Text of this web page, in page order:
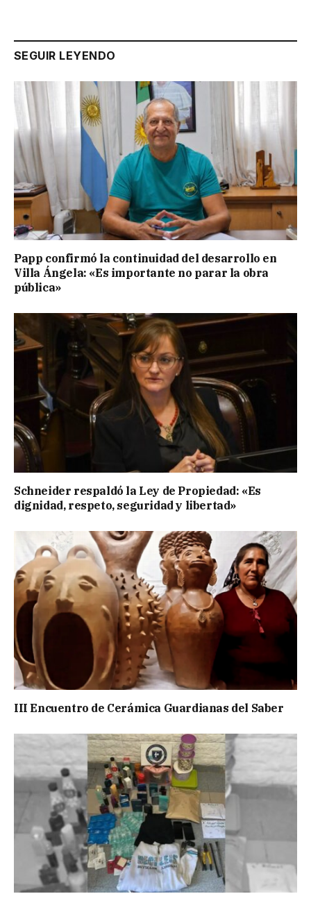
SEGUIR LEYENDO
Papp confirmó la continuidad del desarrollo en
Villa Ángela: «Es importante no parar la obra
pública»
Schneider respaldó la Ley de Propiedad: «Es
dignidad, respeto, seguridad y libertad»
III Encuentro de Cerámica Guardianas del Saber